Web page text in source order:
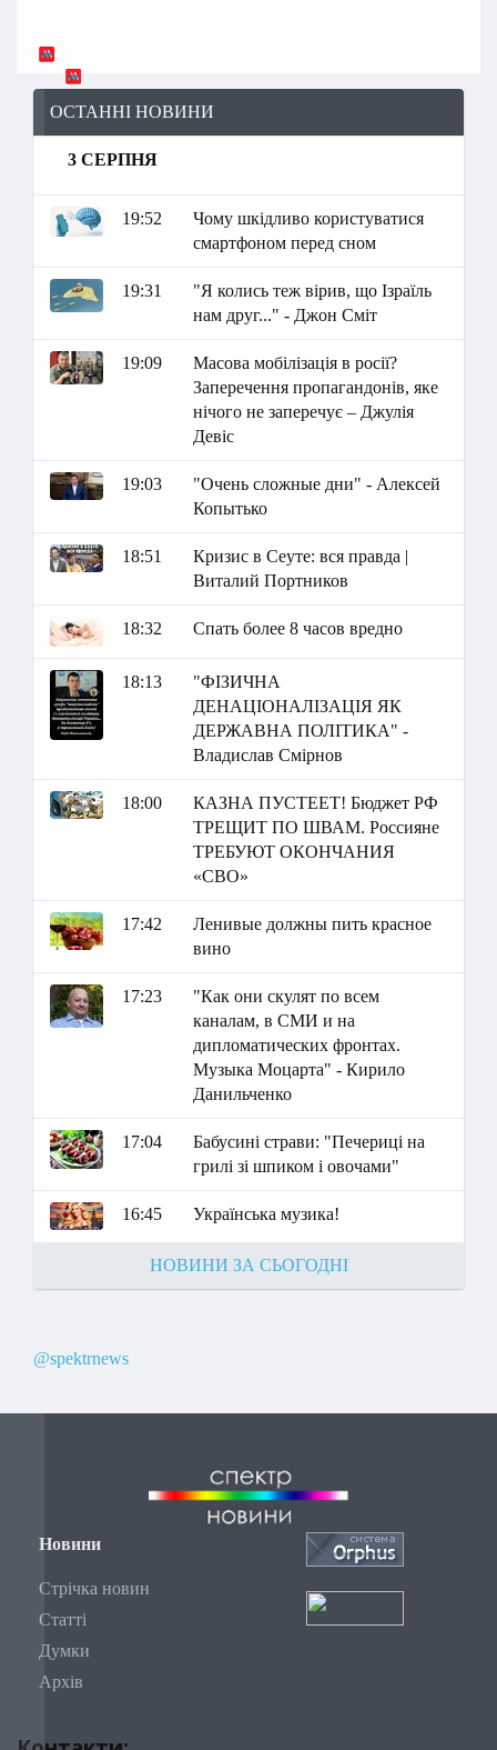
ОСТАННІ НОВИНИ
3 СЕРПНЯ
19:52
Чому шкідливо користуватися
смартфоном перед сном
19:31
"Я колись теж вірив, що Ізраїль
нам друг..." - Джон Сміт
19:09
Масова мобілізація в росії?
Заперечення пропагандонів, яке
нічого не заперечує – Джулія
Девіс
19:03
"Очень сложные дни" - Алексей
Копытько
18:51
Кризис в Сеуте: вся правда |
Виталий Портников
18:32 Спать более 8 часов вредно
18:13
"ФІЗИЧНА
ДЕНАЦІОНАЛІЗАЦІЯ ЯК
ДЕРЖАВНА ПОЛІТИКА" -
Владислав Смірнов
18:00
КАЗНА ПУСТЕЕТ! Бюджет РФ
ТРЕЩИТ ПО ШВАМ. Россияне
ТРЕБУЮТ ОКОНЧАНИЯ
«СВО»
17:42
Ленивые должны пить красное
вино
17:23
"Как они скулят по всем
каналам, в СМИ и на
дипломатических фронтах.
Музыка Моцарта" - Кирило
Данильченко
17:04
Бабусині страви: "Печериці на
грилі зі шпиком і овочами"
16:45 Українська музика!
НОВИНИ ЗА СЬОГОДНІ
@spektrnews
Новини
Стрічка новин
Статті
Думки
Архів